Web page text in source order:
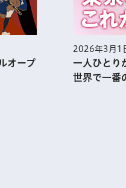
せを実感できる